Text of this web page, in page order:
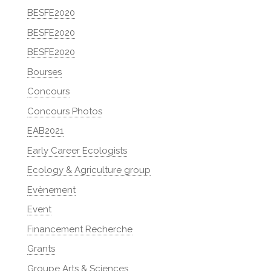
BESFE2020
BESFE2020
BESFE2020
Bourses
Concours
Concours Photos
EAB2021
Early Career Ecologists
Ecology & Agriculture group
Evènement
Event
Financement Recherche
Grants
Groupe Arts & Sciences